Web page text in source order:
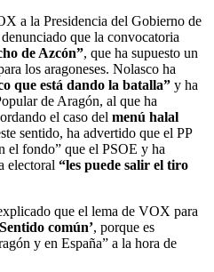
a la Presidencia del Gobierno de
que la convocatoria
de Azcón”, que ha supuesto un
los aragoneses. Nolasco ha
que está dando la batalla” y ha
de Aragón, al que ha
el caso del menú halal
sentido, ha advertido que el PP
el fondo” que el PSOE y ha
electoral “les puede salir el tiro
que el lema de VOX para
común’, porque es
y en España” a la hora de